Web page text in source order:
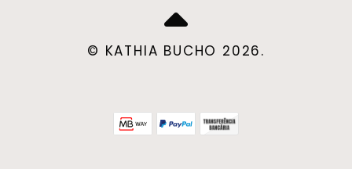
© KATHIA BUCHO 2026.